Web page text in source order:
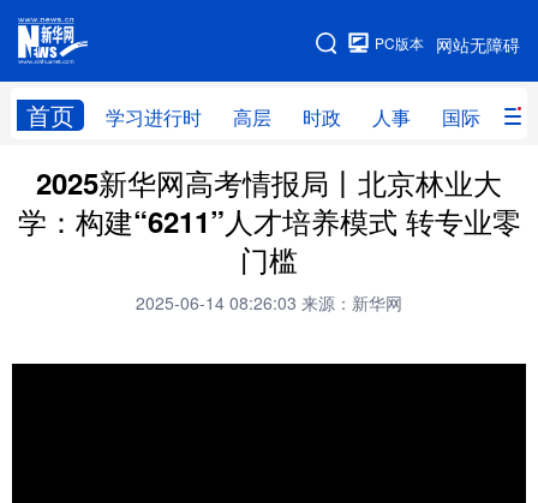
网站无障碍
PC版本
首页 学习进行时 高层 时政 人事 国际 财
网站地图
学习进行时 高层 时政 人事
国际 财经 网评 港澳
2025新华网高考情报局丨北京林业大
学：构建“6211”人才培养模式 转专业零
门槛
2025-06-14 08:26:03 来源：新华网